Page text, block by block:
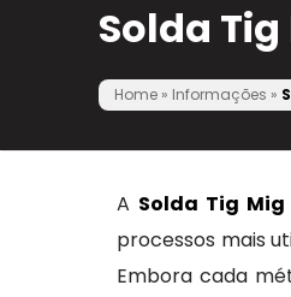
Solda
Home » Informações »
A Solda Tig
processos mais
Embora cada